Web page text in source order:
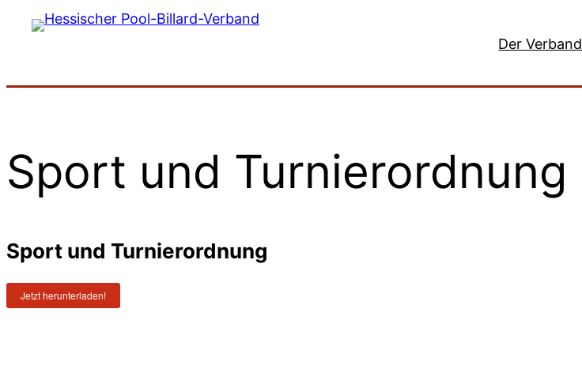
Zum
Der Verband
Sport und Turnierordnung
Sport und Turnierordnung
Jetzt herunterladen!